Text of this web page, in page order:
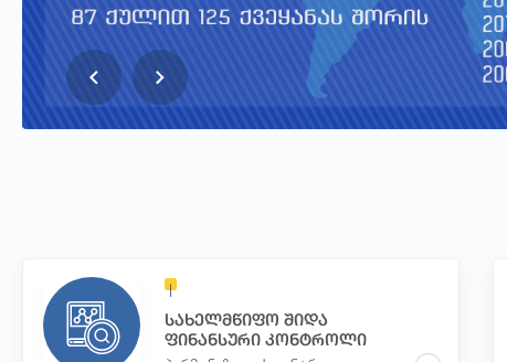
სახელმწიფო შიდა
ფინანსური კონტროლი